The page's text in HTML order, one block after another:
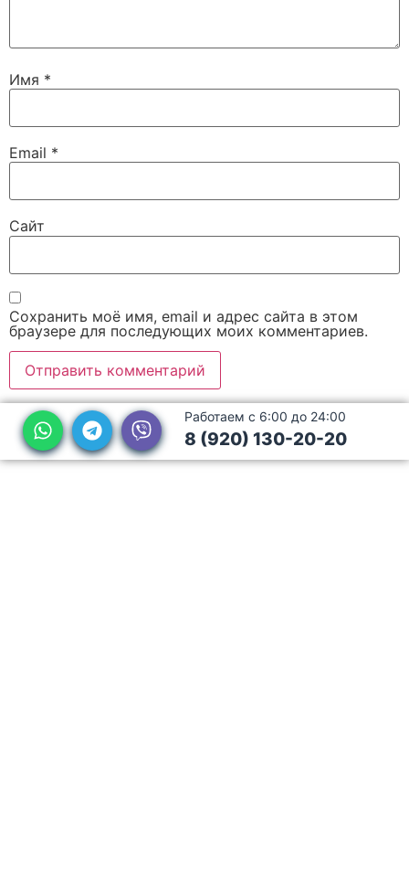
Имя *
Email *
Сайт
Сохранить моё имя, email и адрес сайта в этом
браузере для последующих моих комментариев.
Работаем с 6:00 до 24:00
8 (920) 130-20-20